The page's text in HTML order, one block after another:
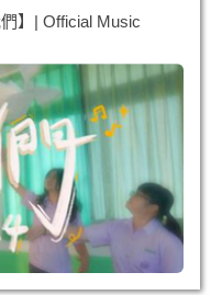
】| Official Music